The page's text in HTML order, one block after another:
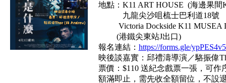
地點：K11 ART HOUSE (海邊果間
九龍尖沙咀梳士巴利道18號
Victoria Dockside K11 MUSEA
(港鐵尖東站J出口)
報名連結： https://forms.gle/
映後談嘉實：邱禮濤導演／駱振偉
票價：$110 送紀念戲票一張，可作
額滿即止，需先收全額留位，不設